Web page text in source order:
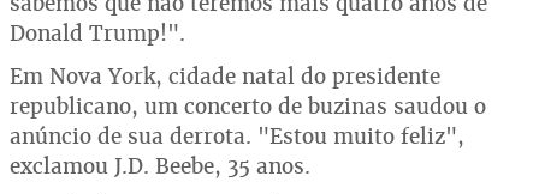
Donald Trump!".
Em Nova York, cidade natal do presidente
republicano, um concerto de buzinas saudou o
anúncio de sua derrota. "Estou muito feliz",
exclamou J.D. Beebe, 35 anos.